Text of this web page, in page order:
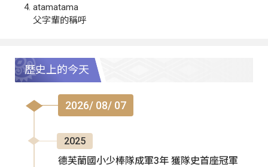
atamatama
父字輩的稱呼
歷史上的今天
2026/ 08/ 07
2025
德芙蘭國小少棒隊成軍3年 獲隊史首座冠軍